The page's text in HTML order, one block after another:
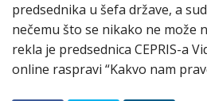
predsednika u šefa države, a
nečemu što se nikako ne može
rekla je predsednica CEPRIS-a
online raspravi “Kakvo nam